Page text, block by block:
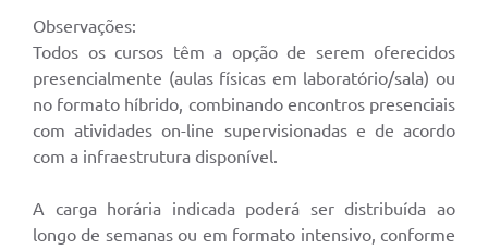
Observações:
Todos os cursos têm a opção de serem oferecidos
presencialmente (aulas físicas em laboratório/sala) ou
no formato híbrido, combinando encontros presenciais
com atividades on-line supervisionadas e de acordo
com a infraestrutura disponível.
A carga horária indicada poderá ser distribuída ao
longo de semanas ou em formato intensivo, conforme